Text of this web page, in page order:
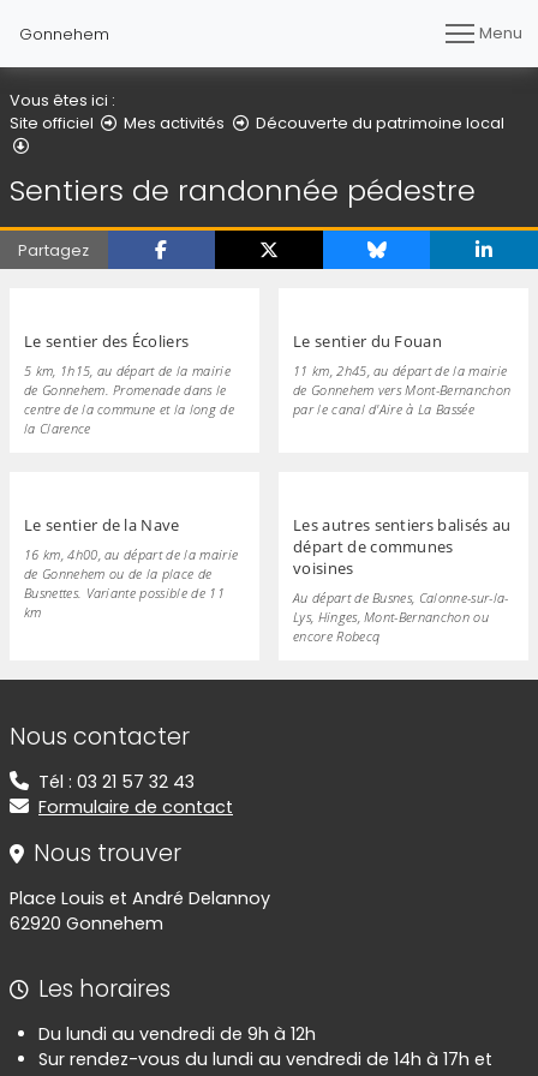
Gonnehem Menu
Vous êtes ici :
Site officiel
Mes activités
Découverte du patrimoine local
Sentiers de randonnée pédestre
Partagez
Le sentier des Écoliers
5 km, 1h15, au départ de la mairie
de Gonnehem. Promenade dans le
centre de la commune et la long de
la Clarence
Le sentier du Fouan
11 km, 2h45, au départ de la mairie
de Gonnehem vers Mont-Bernanchon
par le canal d'Aire à La Bassée
Le sentier de la Nave
16 km, 4h00, au départ de la mairie
de Gonnehem ou de la place de
Busnettes. Variante possible de 11
km
Les autres sentiers balisés au
départ de communes
voisines
Au départ de Busnes, Calonne-sur-la-
Lys, Hinges, Mont-Bernanchon ou
encore Robecq
Informations de contact
Nous contacter
Tél : 03 21 57 32 43
Formulaire de contact
Nous trouver
Place Louis et André Delannoy
62920 Gonnehem
Les horaires
Du lundi au vendredi de 9h à 12h
Sur rendez-vous du lundi au vendredi de 14h à 17h et